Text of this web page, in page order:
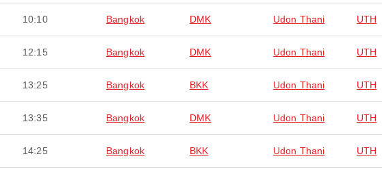
10:10 Bangkok DMK Udon Thani UTH
12:15 Bangkok DMK Udon Thani UTH
13:25 Bangkok BKK Udon Thani UTH
13:35 Bangkok DMK Udon Thani UTH
14:25 Bangkok BKK Udon Thani UTH